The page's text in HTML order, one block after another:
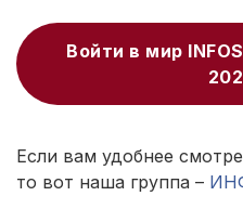
Войти в мир
Если вам удобнее
то вот наша группа –